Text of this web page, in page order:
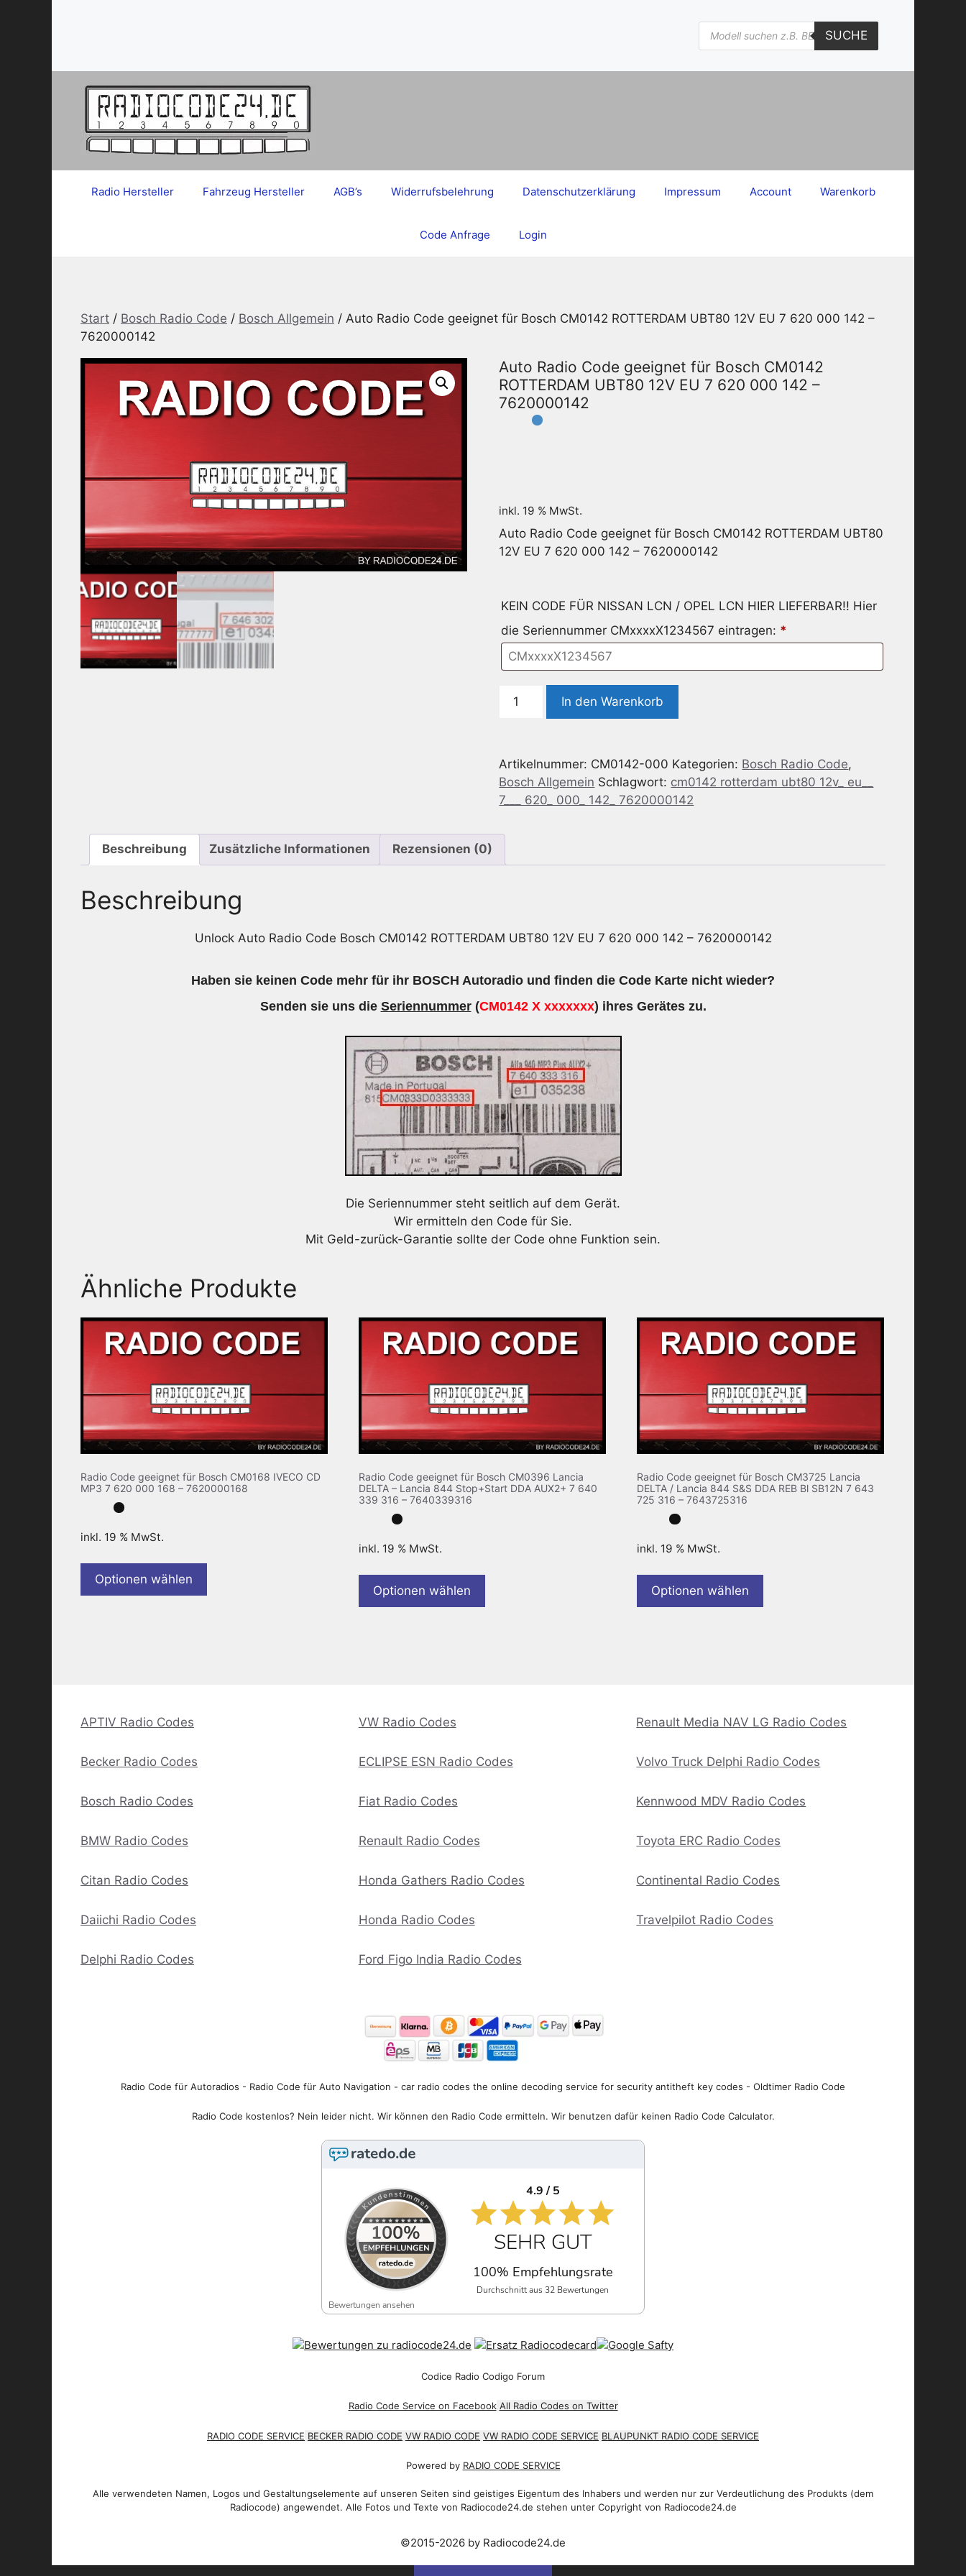
Products
search
SUCHE
Radio Hersteller Fahrzeug Hersteller AGB’s Widerrufsbelehrung Datenschutzerklärung Impressum Account Warenkorb
Code Anfrage Login
Start / Bosch Radio Code / Bosch Allgemein / Auto Radio Code geeignet für Bosch CM0142 ROTTERDAM UBT80 12V EU 7 620 000 142 –
7620000142
Auto Radio Code geeignet für Bosch CM0142
ROTTERDAM UBT80 12V EU 7 620 000 142 –
7620000142
inkl. 19 % MwSt.
Auto Radio Code geeignet für Bosch CM0142 ROTTERDAM UBT80
12V EU 7 620 000 142 – 7620000142
KEIN CODE FÜR NISSAN LCN / OPEL LCN HIER LIEFERBAR!! Hier
die Seriennummer CMxxxxX1234567 eintragen: *
Radio
für
Bosch
CM0142
UBT80
142
7620000142
In den Warenkorb
Artikelnummer: CM0142-000 Kategorien: Bosch Radio Code,
Bosch Allgemein Schlagwort: cm0142 rotterdam ubt80 12v_ eu__
7___ 620_ 000_ 142_ 7620000142
Beschreibung Zusätzliche Informationen Rezensionen (0)
Beschreibung
Unlock Auto Radio Code Bosch CM0142 ROTTERDAM UBT80 12V EU 7 620 000 142 – 7620000142
Haben sie keinen Code mehr für ihr BOSCH Autoradio und finden die Code Karte nicht wieder?
Senden sie uns die Seriennummer(CM0142 X xxxxxxx) ihres Gerätes zu.
Die Seriennummer steht seitlich auf dem Gerät.
Wir ermitteln den Code für Sie.
Mit Geld-zurück-Garantie sollte der Code ohne Funktion sein.
Ähnliche Produkte
Radio Code geeignet für Bosch CM0168 IVECO CD
MP3 7 620 000 168 – 7620000168
inkl. 19 % MwSt.
Optionen wählen
Radio Code geeignet für Bosch CM0396 Lancia
DELTA – Lancia 844 Stop+Start DDA AUX2+ 7 640
339 316 – 7640339316
inkl. 19 % MwSt.
Optionen wählen
Radio Code geeignet für Bosch CM3725 Lancia
DELTA / Lancia 844 S&S DDA REB Bl SB12N 7 643
725 316 – 7643725316
inkl. 19 % MwSt.
Optionen wählen
APTIV Radio Codes
Becker Radio Codes
Bosch Radio Codes
BMW Radio Codes
Citan Radio Codes
Daiichi Radio Codes
Delphi Radio Codes
VW Radio Codes
ECLIPSE ESN Radio Codes
Fiat Radio Codes
Renault Radio Codes
Honda Gathers Radio Codes
Honda Radio Codes
Ford Figo India Radio Codes
Renault Media NAV LG Radio Codes
Volvo Truck Delphi Radio Codes
Kennwood MDV Radio Codes
Toyota ERC Radio Codes
Continental Radio Codes
Travelpilot Radio Codes
Radio Code für Autoradios - Radio Code für Auto Navigation - car radio codes the online decoding service for security antitheft key codes - Oldtimer Radio Code
Radio Code kostenlos? Nein leider nicht. Wir können den Radio Code ermitteln. Wir benutzen dafür keinen Radio Code Calculator.
4.9 / 5
SEHR GUT
100% Empfehlungsrate
Durchschnitt aus 32 Bewertungen
Bewertungen ansehen
Codice Radio Codigo Forum
Radio Code Service on Facebook All Radio Codes on Twitter
RADIO CODE SERVICE BECKER RADIO CODE VW RADIO CODE VW RADIO CODE SERVICE BLAUPUNKT RADIO CODE SERVICE
Powered by RADIO CODE SERVICE
Alle verwendeten Namen, Logos und Gestaltungselemente auf unseren Seiten sind geistiges Eigentum des Inhabers und werden nur zur Verdeutlichung des Produkts (dem
Radiocode) angewendet. Alle Fotos und Texte von Radiocode24.de stehen unter Copyright von Radiocode24.de
©2015-2026 by Radiocode24.de